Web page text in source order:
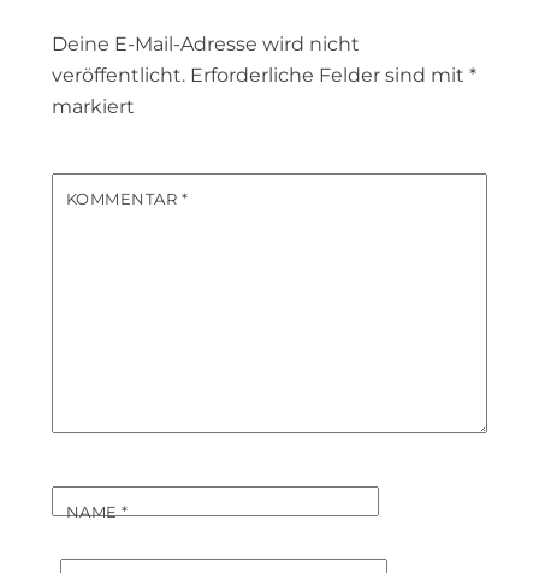
Deine E-Mail-Adresse wird nicht
veröffentlicht. Erforderliche Felder sind mit *
markiert
KOMMENTAR *
NAME*